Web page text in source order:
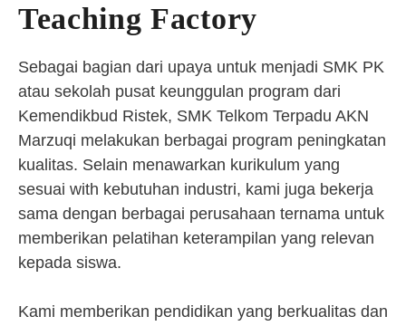
Teaching Factory
Sebagai bagian dari upaya untuk menjadi SMK PK
atau sekolah pusat keunggulan program dari
Kemendikbud Ristek, SMK Telkom Terpadu AKN
Marzuqi melakukan berbagai program peningkatan
kualitas. Selain menawarkan kurikulum yang
sesuai with kebutuhan industri, kami juga bekerja
sama dengan berbagai perusahaan ternama untuk
memberikan pelatihan keterampilan yang relevan
kepada siswa.
Kami memberikan pendidikan yang berkualitas dan